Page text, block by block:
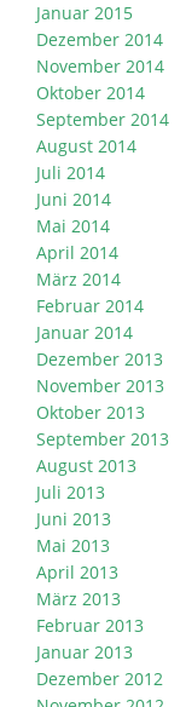
Januar 2015
Dezember 2014
November 2014
Oktober 2014
September 2014
August 2014
Juli 2014
Juni 2014
Mai 2014
April 2014
März 2014
Februar 2014
Januar 2014
Dezember 2013
November 2013
Oktober 2013
September 2013
August 2013
Juli 2013
Juni 2013
Mai 2013
April 2013
März 2013
Februar 2013
Januar 2013
Dezember 2012